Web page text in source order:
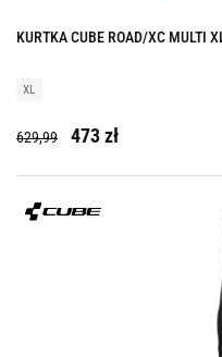
KURTKA CUBE ROAD/XC MULTI
XL
629,99 473 zł